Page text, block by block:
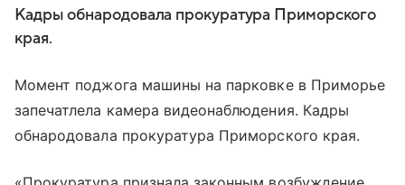
Кадры обнародовала прокуратура Приморского
края.
Момент поджога машины на парковке в Приморье
запечатлела камера видеонаблюдения. Кадры
обнародовала прокуратура Приморского края.